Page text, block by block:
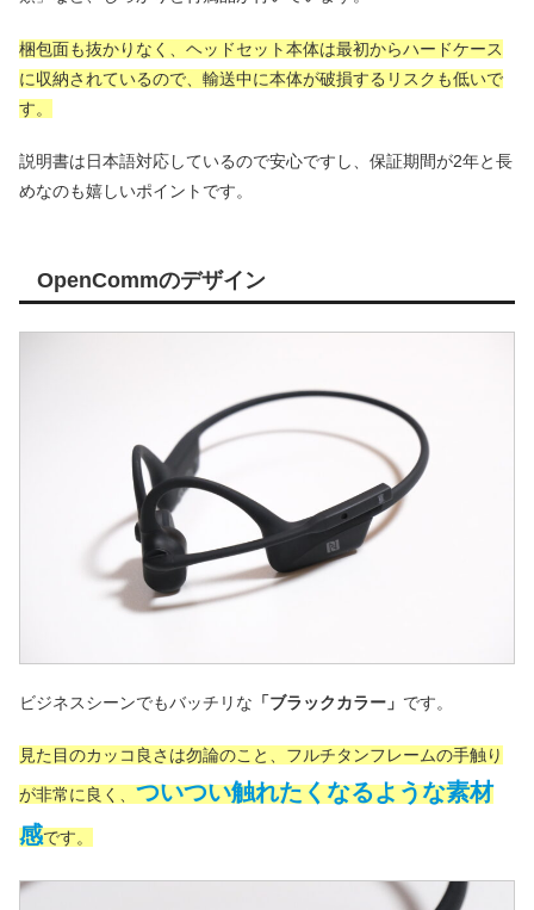
梱包面も抜かりなく、ヘッドセット本体は最初からハードケース
に収納されているので、輸送中に本体が破損するリスクも低いで
す。
説明書は日本語対応しているので安心ですし、保証期間が2年と長
めなのも嬉しいポイントです。
OpenCommのデザイン
ビジネスシーンでもバッチリな 「ブラックカラー」 です。
見た目のカッコ良さは勿論のこと、フルチタンフレームの手触り
が非常に良く、 ついつい触れたくなるような素材
感です。